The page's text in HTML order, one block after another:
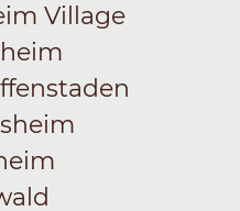
Village